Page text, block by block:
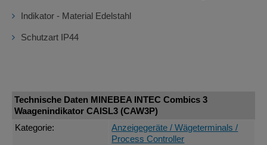
Indikator - Material Edelstahl
Schutzart IP44
Technische Daten MINEBEA INTEC Combics 3
Waagenindikator CAISL3 (CAW3P)
Kategorie:
Anzeigegeräte / Wägeterminals /
Process Controller